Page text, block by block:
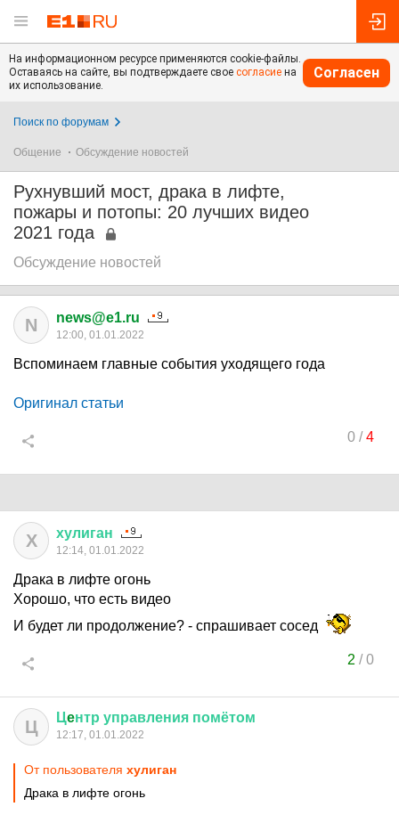
На информационном ресурсе применяются cookie-файлы.
Оставаясь на сайте, вы подтверждаете свое согласие на
их использование.
Согласен
Поиск по форумам
Общение Обсуждение новостей
Рухнувший мост, драка в лифте,
пожары и потопы: 20 лучших видео
2021 года
Обсуждение новостей
N news@e1.ru
12:00, 01.01.2022
Вспоминаем главные события уходящего года
Оригинал статьи
0/4
Х хулиган
12:14, 01.01.2022
Драка в лифте огонь
Хорошо, что есть видео
И будет ли продолжение? - спрашивает сосед
2 /0
Ц Цeнтр управления помётом
12:17, 01.01.2022
От пользователя хулиган
Драка в лифте огонь